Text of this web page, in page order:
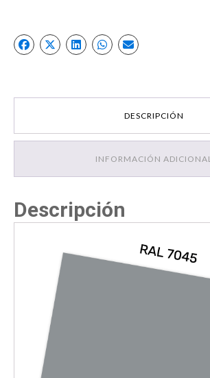
DESCRIPCIÓN
INFORMACIÓN ADICIONAL
Descripción